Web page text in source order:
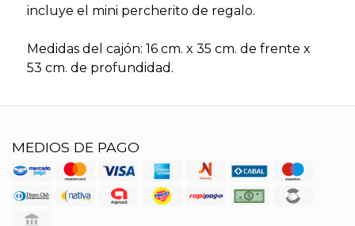
incluye el mini percherito de regalo.
Medidas del cajón: 16 cm. x 35 cm. de frente x
53 cm. de profundidad.
MEDIOS DE PAGO